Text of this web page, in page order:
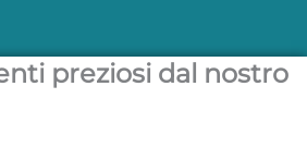
preziosi dal nostro